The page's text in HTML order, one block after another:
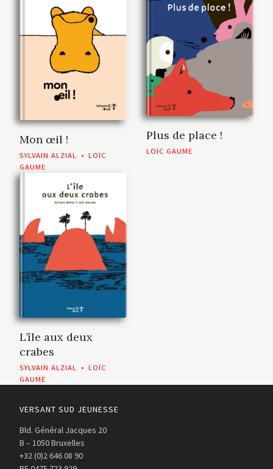
Mon œil !
SYLVAIN ALZIAL • LOÏC
GAUME
Plus de place !
LOÏC GAUME
L’île aux deux
crabes
SYLVAIN ALZIAL • LOÏC
GAUME
VERSANT SUD JEUNESSE
Bld. Général Jacques 20
B – 1050 Bruxelles
+32 (0)2 646 08 90